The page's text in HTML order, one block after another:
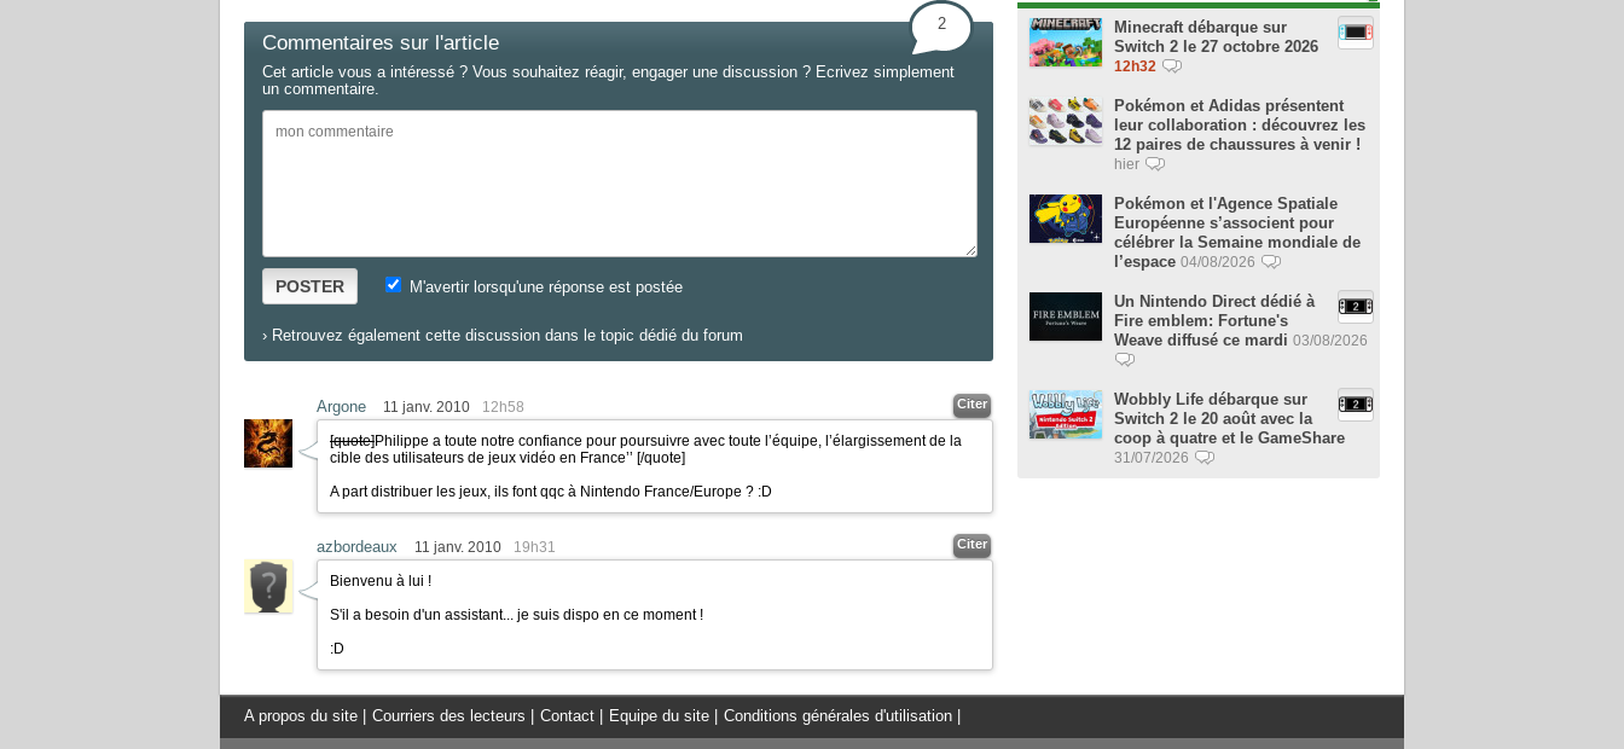
Commentaires sur l'article
2
Cet article vous a intéressé ? Vous souhaitez réagir, engager une discussion ? Ecrivez simplement
un commentaire.
POSTER M'avertir lorsqu'une réponse est postée
› Retrouvez également cette discussion dans le topic dédié du forum
Argone 11 janv. 2010 12h58 Citer
[quote]Philippe a toute notre confiance pour poursuivre avec toute l’équipe, l’élargissement de la
cible des utilisateurs de jeux vidéo en France’’ [/quote]
A part distribuer les jeux, ils font qqc à Nintendo France/Europe ? :D
azbordeaux 11 janv. 2010 19h31 Citer
Bienvenu à lui !
S'il a besoin d'un assistant... je suis dispo en ce moment !
:D
Minecraft débarque sur
Switch 2 le 27 octobre 2026
12h32
Pokémon et Adidas présentent
leur collaboration : découvrez les
12 paires de chaussures à venir !
hier
Pokémon et l'Agence Spatiale
Européenne s’associent pour
célébrer la Semaine mondiale de
l’espace 04/08/2026
Un Nintendo Direct dédié à
Fire emblem: Fortune's
Weave diffusé ce mardi 03/08/2026
Wobbly Life débarque sur
Switch 2 le 20 août avec la
coop à quatre et le GameShare
31/07/2026
A propos du site Courriers des lecteurs Contact Equipe du site Conditions générales d'utilisation